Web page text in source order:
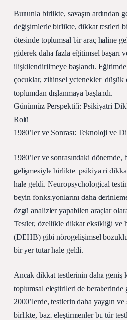
Bununla birlikte, savaşın ardından
değişimlerle birlikte, dikkat testleri
ötesinde toplumsal bir araç haline
giderek daha fazla eğitimsel başarı
ilişkilendirilmeye başlandı. Eğitimde
çocuklar, zihinsel yetenekleri düşük
toplumdan dışlanmaya başlandı.
Günümüz Perspektifi: Psikiyatri
Rolü
1980’ler ve Sonrası: Teknoloji ve
1980’ler ve sonrasındaki
gelişmesiyle birlikte, psikiyatri
hale geldi. Neuropsychological
beyin fonksiyonlarını daha
özgü analizler yapabilen araçlar
Testler, özellikle dikkat eksikliği ve
(DEHB) gibi nörogelişimsel
bir yer tutar hale geldi.
Ancak dikkat testlerinin daha geniş
toplumsal eleştirileri de beraberinde
2000’lerde, testlerin daha yaygın
birlikte, bazı eleştirmenler bu tür